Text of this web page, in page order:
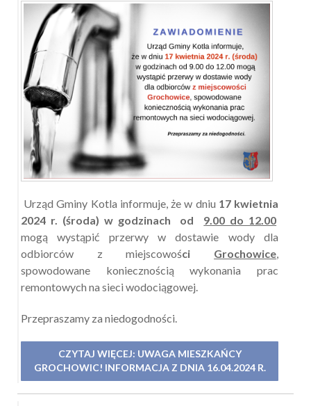
Urząd Gminy Kotla informuje, że w dniu 17 kwietnia
2024 r. (środa) w godzinach od 9.00 do 12.00
mogą wystąpić przerwy w dostawie wody dla
odbiorców z miejscowości Grochowice,
spowodowane koniecznością wykonania prac
remontowych na sieci wodociągowej.
Przepraszamy za niedogodności.
CZYTAJ WIĘCEJ: UWAGA MIESZKAŃCY
GROCHOWIC! INFORMACJA Z DNIA 16.04.2024 R.